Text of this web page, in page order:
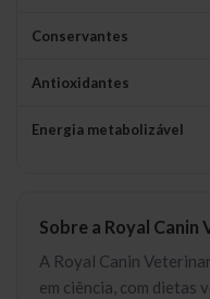
Conservantes
Antioxidantes
Energia metabolizável
Sobre a Royal Canin
A Royal Canin
em ciência, com dietas